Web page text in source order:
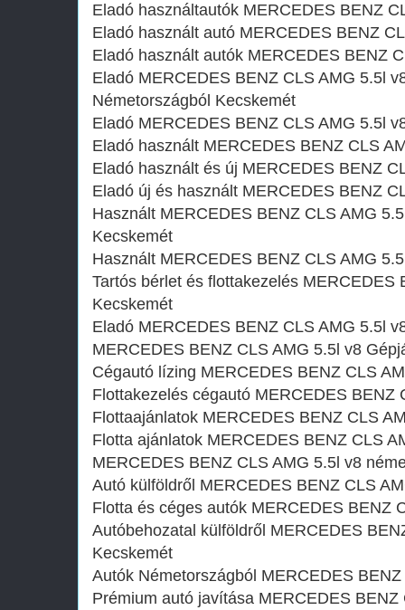
Eladó használtautók MERCEDES BENZ
Eladó használt autó MERCEDES BENZ
Eladó használt autók MERCEDES BENZ
Eladó MERCEDES BENZ CLS AMG 5.5l
Németországból Kecskemét
Eladó MERCEDES BENZ CLS AMG 5.5l
Eladó használt MERCEDES BENZ CLS
Eladó használt és új MERCEDES BENZ
Eladó új és használt MERCEDES BENZ
Használt MERCEDES BENZ CLS AMG
Kecskemét
Használt MERCEDES BENZ CLS AMG
Tartós bérlet és flottakezelés MERCEDES
Kecskemét
Eladó MERCEDES BENZ CLS AMG 5.5l
MERCEDES BENZ CLS AMG 5.5l v8
Cégautó lízing MERCEDES BENZ CLS
Flottakezelés cégautó MERCEDES BENZ
Flottaajánlatok MERCEDES BENZ CLS
Flotta ajánlatok MERCEDES BENZ CLS
MERCEDES BENZ CLS AMG 5.5l v8
Autó külföldről MERCEDES BENZ CLS
Flotta és céges autók MERCEDES BENZ
Autóbehozatal külföldről MERCEDES
Kecskemét
Autók Németországból‎ MERCEDES
Prémium autó javítása MERCEDES